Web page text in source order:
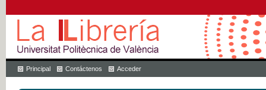
Principal Contáctenos Acceder